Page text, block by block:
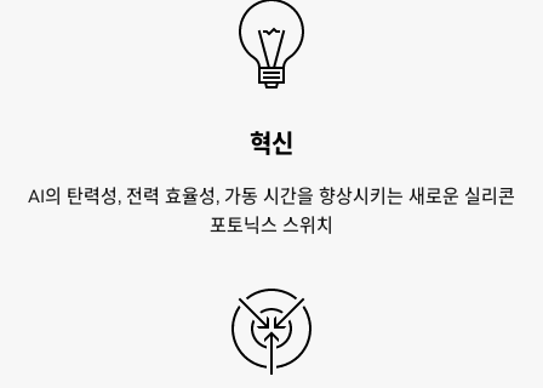
혁신
AI의 탄력성, 전력 효율성, 가동 시간을 향상시키는 새로운 실리콘
포토닉스 스위치